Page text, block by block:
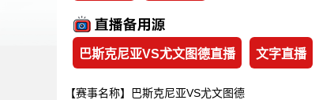
巴斯克尼亚VS尤文图德直播 文字直播
【赛事名称】巴斯克尼亚VS尤文图德